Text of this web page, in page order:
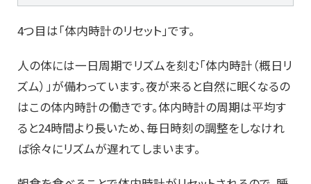
4つ目は「体内時計のリセット」です。
人の体には一日周期でリズムを刻む「体内時計（概日リ
ズム）」が備わっています。夜が来ると自然に眠くなるの
はこの体内時計の働きです。体内時計の周期は平均す
ると24時間より長いため、毎日時刻の調整をしなけれ
ば徐々にリズムが遅れてしまいます。